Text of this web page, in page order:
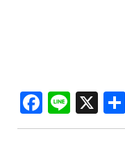
Line
X